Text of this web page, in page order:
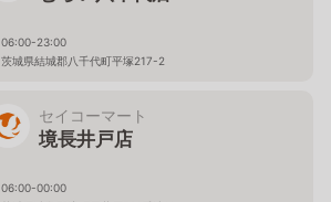
06:00-23:00
茨城県結城郡八千代町平塚217-2
セイコーマート
境長井戸店
06:00-00:00